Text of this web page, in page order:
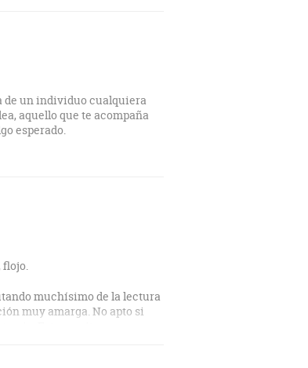
de un individuo cualquiera
aquello que te acompaña
esperado.
flojo.
muchísimo de la lectura
muy amarga. No apto si
Esta escrito con una
No es que sea una